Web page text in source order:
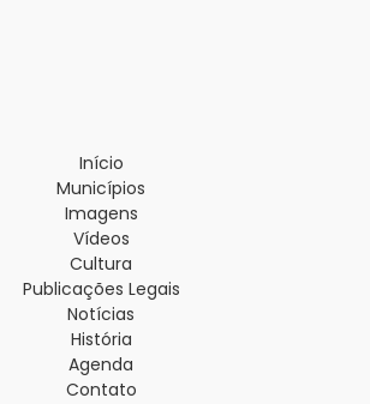
Início
Municípios
Imagens
Vídeos
Cultura
Publicações Legais
Notícias
História
Agenda
Contato